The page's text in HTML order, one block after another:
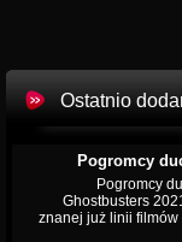
Ostatnio
Pogromcy
Pogromcy
Ghostbusters
znanej już linii filmów